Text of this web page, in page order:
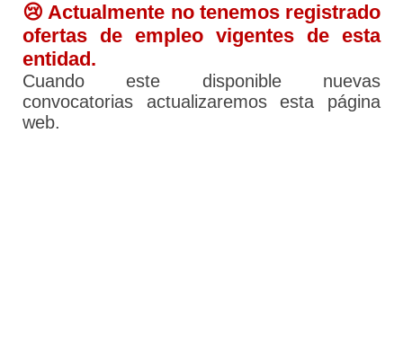
😢 Actualmente no tenemos registrado
ofertas de empleo vigentes de esta
entidad.
Cuando este disponible nuevas
convocatorias actualizaremos esta página
web.